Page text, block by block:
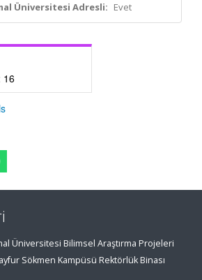
Üniversitesi Adresli: Evet
16
Üniversitesi Bilimsel Araştırma Projeleri
Sökmen Kampüsü Rektörlük Binası